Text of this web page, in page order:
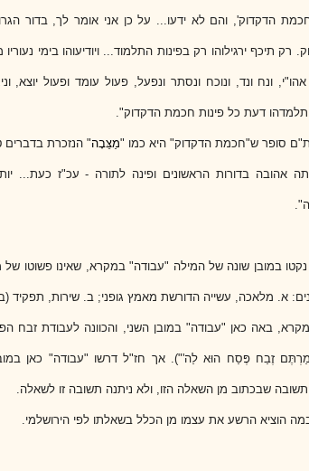
הדקדוק', והם לא ידעו... על כן אני אומר לך, בדור
רק תיכף ירגילוהו רק בפינות התלמוד... ויודיעוהו בימי
ונח ונד, ונוכח ונסתר ונפעל, פעול עומד ופעול יוצא,
דעת כל פינות חכמת הדקדוק".
סופר ש"חכמת הדקדוק" היא כמו "מַצֵּבָה" הנזכרת בדברים
אהובה בדורות הראשונים ופינה לתורה - עכ"ז כעת...
נקטו במובן שונה של המילה "עבודה" במקרא, שאינו פשוטו
א. מלאכה, עשייה הדורשת מאמץ גופני; ב. שירות, תפקיד
באה כאן "עבודה" במובן השני, והכוונה לעבודת זבח
זֶבַח פֶּסַח הוּא לַה'"). אך חז"ל דרשו "עבודה" כאן
שבכתוב מן השאלה הזו, ולא ניתנה תשובה זו לשאלה.
במה הוציא הרשע את עצמו מן הכלל בשאלתו לפי הירושלמי.